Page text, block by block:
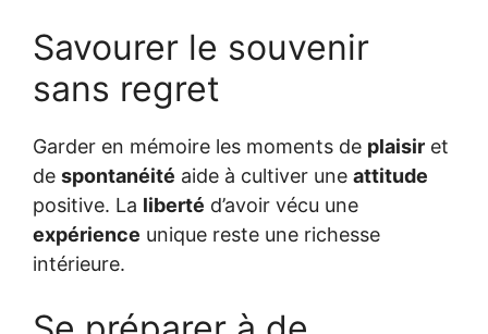
Savourer le souvenir
sans regret
Garder en mémoire les moments de plaisir et
de spontanéité aide à cultiver une attitude
positive. La liberté d’avoir vécu une
expérience unique reste une richesse
intérieure.